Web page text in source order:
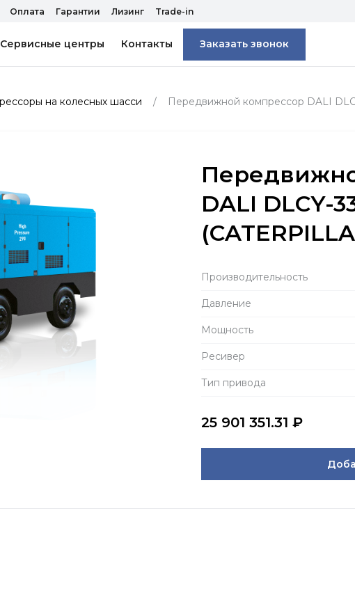
Оплата Гарантии Лизинг Trade-in
Сервисные центры Контакты Заказать звонок
на колесных шасси Передвижной компрессор DALI
DALI DLCY-
Производитель­ность
Давление
Мощность
Ресивер
Тип привода
25 901 351.31 ₽